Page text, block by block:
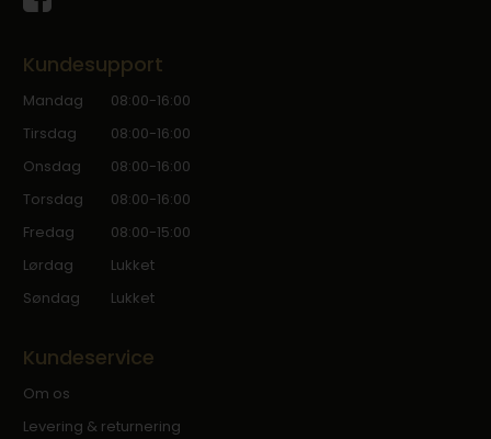
Kundesupport
Mandag
08:00-16:00
Tirsdag
08:00-16:00
Onsdag
08:00-16:00
Torsdag
08:00-16:00
Fredag
08:00-15:00
Lørdag
Lukket
Søndag
Lukket
Kundeservice
Om os
Levering & returnering